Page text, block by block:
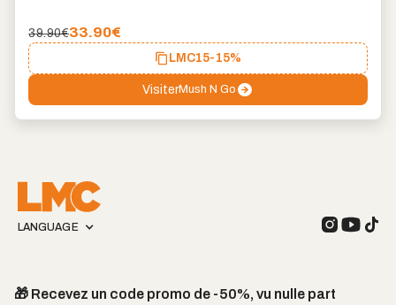
39.90€33.90€
LMC15-15%
VisiterMush N Go
LANGUAGE
🎁 Recevez un code promo de -50%, vu nulle part